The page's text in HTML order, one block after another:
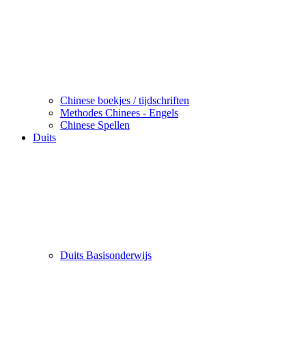
Chinese boekjes / tijdschriften
Methodes Chinees - Engels
Chinese Spellen
Duits
Duits Basisonderwijs